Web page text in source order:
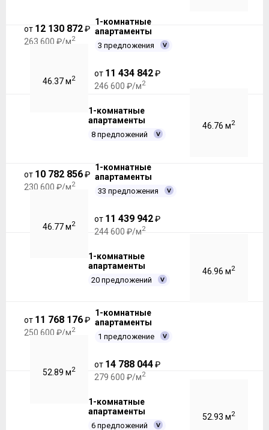
от 12 130 872₽
263 600 ₽/м2
1-комнатные
апартаменты
3 предложения
46.37 м2
от 11 434 842₽
246 600 ₽/м2
1-комнатные
апартаменты
8 предложений
46.76 м2
от 10 782 856₽
230 600 ₽/м2
1-комнатные
апартаменты
33 предложения
46.77 м2
от 11 439 942₽
244 600 ₽/м2
1-комнатные
апартаменты
20 предложений
46.96 м2
от 11 768 176₽
250 600 ₽/м2
1-комнатные
апартаменты
1 предложение
52.89 м2
от 14 788 044₽
279 600 ₽/м2
1-комнатные
апартаменты
6 предложений
52.93 м2